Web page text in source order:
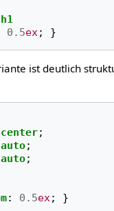
h1
0.5ex; }
ist deutlich
center;
auto;
auto;
: 0.5ex;
}